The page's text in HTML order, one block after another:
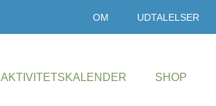
OM UDTALELSER
AKTIVITETSKALENDER SHOP